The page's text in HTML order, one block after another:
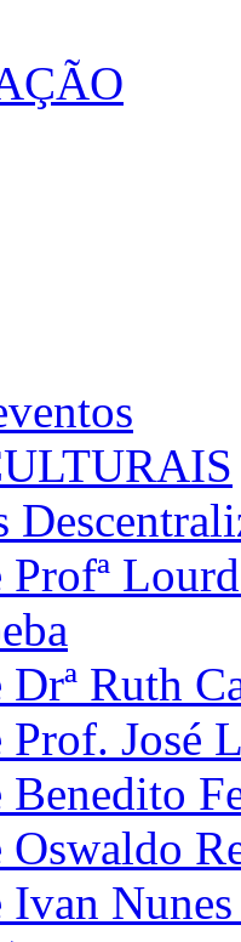
Profª
Drª Ruth
Prof. José
Benedito
Oswaldo
Ivan